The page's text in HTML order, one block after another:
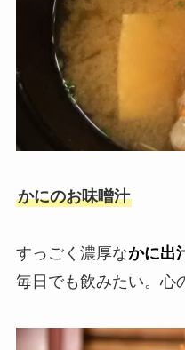
かにのお味噌汁
すっごく濃厚なかに出
毎日でも飲みたい。心